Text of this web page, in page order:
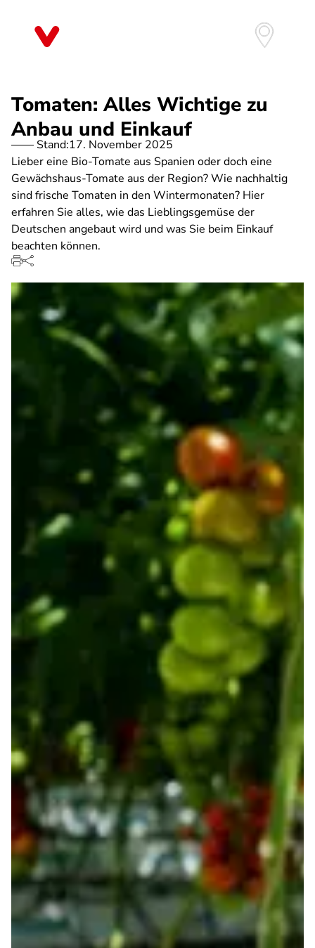
Tomaten: Alles Wichtige zu
Anbau und Einkauf
Stand:17. November 2025
Lieber eine Bio-Tomate aus Spanien oder doch eine
Gewächshaus-Tomate aus der Region? Wie nachhaltig
sind frische Tomaten in den Wintermonaten? Hier
erfahren Sie alles, wie das Lieblingsgemüse der
Deutschen angebaut wird und was Sie beim Einkauf
beachten können.